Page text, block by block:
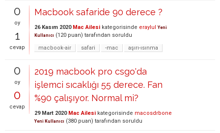
0
oy
1
cevap
Macbook safaride 90 derece ?
26 Kasım 2020 Mac Ailesi kategorisinde eraylul Yeni
Kullanıcı (120 puan) tarafından soruldu
macbook-air
safari -mac aşırı-ısınma
0
oy
0
cevap
2019 macbook pro csgo'da
işlemci sıcaklığı 55 derece. Fan
%90 çalışıyor. Normal mi?
29 Mart 2020 Mac Ailesi kategorisinde macosdrbone
Yeni Kullanıcı (380 puan) tarafından soruldu